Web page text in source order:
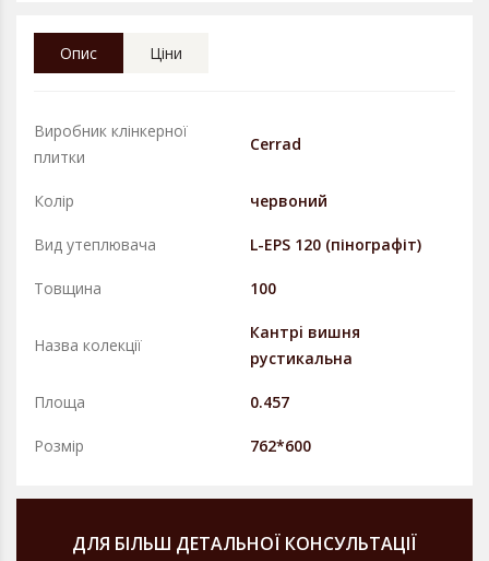
Опис Ціни
Виробник клінкерної
плитки
Cerrad
Колір червоний
Вид утеплювача L-EPS 120 (пінографіт)
Товщина 100
Назва колекції
Кантрi вишня
рустикальна
Площа 0.457
Розмір 762*600
ДЛЯ БІЛЬШ ДЕТАЛЬНОЇ КОНСУЛЬТАЦІЇ